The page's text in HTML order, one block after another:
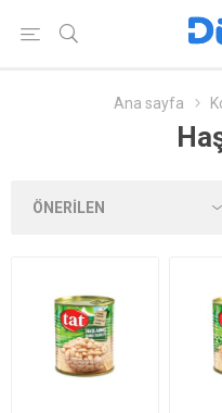
Ana sayfa